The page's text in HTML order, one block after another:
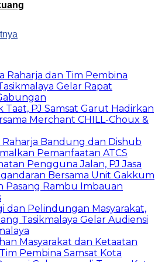
Raharja dan Tim Pembina
Gelar Rapat
Taat, PJ Samsat Garut Hadirkan
Merchant CHILL-Choux &
Raharja Bandung dan Dishub
Pemanfaatan ATCS
Pengguna Jalan, PJ Jasa
Bersama Unit Gakkum
Pasang Rambu Imbauan
dan Pelindungan Masyarakat,
Tasikmalaya Gelar Audiensi
Masyarakat dan Ketaatan
Pembina Samsat Kota